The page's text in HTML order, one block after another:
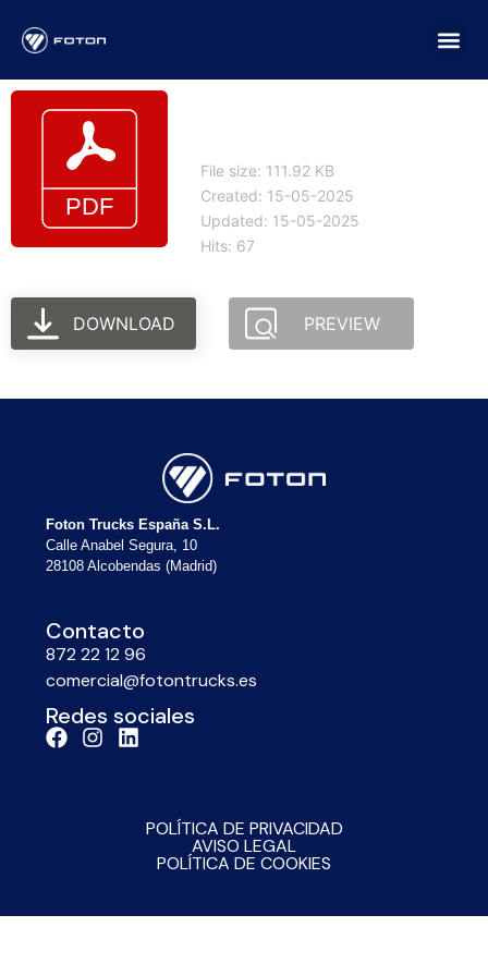
File size: 111.92 KB
Created: 15-05-2025
Updated: 15-05-2025
Hits: 67
DOWNLOAD PREVIEW
Foton Trucks España S.L.
Calle Anabel Segura, 10
28108 Alcobendas (Madrid)
Contacto
872 22 12 96
comercial@fotontrucks.es
Redes sociales
POLÍTICA DE PRIVACIDAD
AVISO LEGAL
POLÍTICA DE COOKIES